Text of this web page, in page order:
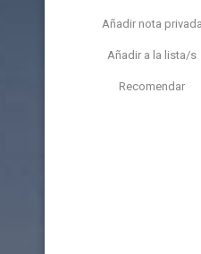
Añadir nota privada
Añadir a la lista/s
Recomendar